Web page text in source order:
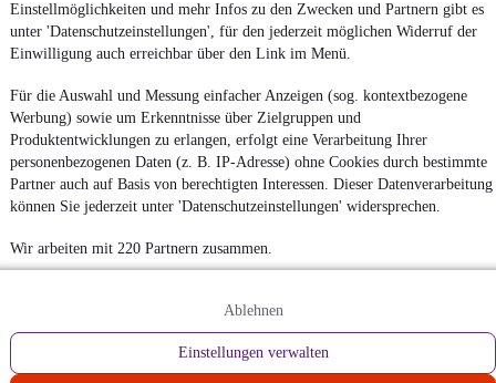
Einstellmöglichkeiten und mehr Infos zu den Zwecken und Partnern gibt es
unter 'Datenschutzeinstellungen', für den jederzeit möglichen Widerruf der
Einwilligung auch erreichbar über den Link im Menü.
Für die Auswahl und Messung einfacher Anzeigen (sog. kontextbezogene
Werbung) sowie um Erkenntnisse über Zielgruppen und
Produktentwicklungen zu erlangen, erfolgt eine Verarbeitung Ihrer
personenbezogenen Daten (z. B. IP-Adresse) ohne Cookies durch bestimmte
Partner auch auf Basis von berechtigten Interessen. Dieser Datenverarbeitung
können Sie jederzeit unter 'Datenschutzeinstellungen' widersprechen.
Wir arbeiten mit 220 Partnern zusammen.
Ablehnen
Einstellungen verwalten